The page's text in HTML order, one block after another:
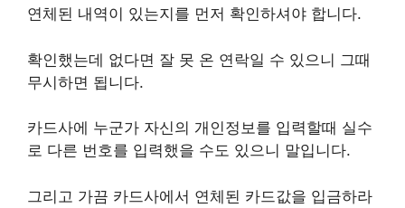
연체된 내역이 있는지를 먼저 확인하셔야 합니다.
확인했는데 없다면 잘 못 온 연락일 수 있으니 그때
무시하면 됩니다.
카드사에 누군가 자신의 개인정보를 입력할때 실수
로 다른 번호를 입력했을 수도 있으니 말입니다.
그리고 가끔 카드사에서 연체된 카드값을 입금하라